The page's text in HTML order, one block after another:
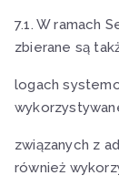
7.1. W ramach
zbierane są
logach
związanych z
również